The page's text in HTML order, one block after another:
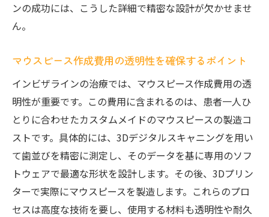
透明性がもたらすインビザラインの価値
治療前に知っておくべき費用のすべて
契約時に確認すべき料金明細
追加費用を避けるためのクリニック選び
治療計画の変動が費用に与える影響
費用に関する不安を解消するための相談方
法
インビザライン治療の透明性を活用する
インビザライン治療を安心して選ぶための費用
ンの成功には、こうした詳細で精密な設計が欠かせませ
ん。
マウスピース作成費用の透明性を確保するポイント
インビザラインの治療では、マウスピース作成費用の透
明性が重要です。この費用に含まれるのは、患者一人ひ
とりに合わせたカスタムメイドのマウスピースの製造コ
ストです。具体的には、3Dデジタルスキャニングを用い
て歯並びを精密に測定し、そのデータを基に専用のソフ
トウェアで最適な形状を設計します。その後、3Dプリン
ターで実際にマウスピースを製造します。これらのプロ
セスは高度な技術を要し、使用する材料も透明性や耐久